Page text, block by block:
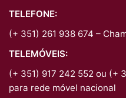
TELEFONE:
(+ 351) 261 938 674 –
TELEMÓVEIS:
(+ 351) 917 242 552 ou (+
para rede móvel nacional